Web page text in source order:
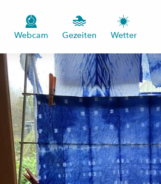
Webcam Gezeiten Wetter